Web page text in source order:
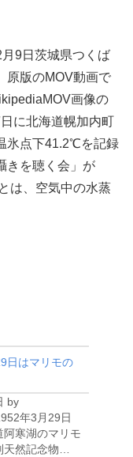
9日茨城県つくば
原版のMOV動画で
画像の
に北海道幌加内町
氷点下41.2℃を記録
きを聴く会」が
は、空気中の水蒸
日はマリモの
by
年3月29日
阿寒湖のマリモ
天然記念物…